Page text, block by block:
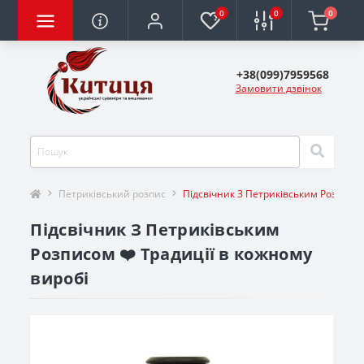
0 0 0
+38(099)7959568
Замовити дзвінок
Петриківський розпис Підсвічник З Петриківським
Підсвічник З Петриківським
Розписом ❤️ Традиції в кожному
виробі